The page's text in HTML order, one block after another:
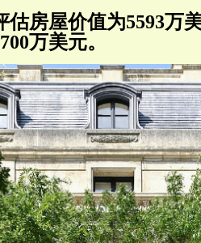
估房屋价值为5593万
万美元。